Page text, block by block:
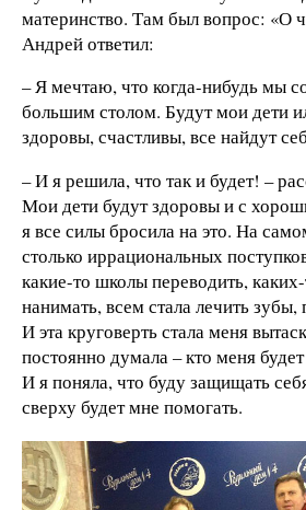
материнство. Там был вопрос: «О
Андрей ответил:
– Я мечтаю, что когда-нибудь мы
большим столом. Будут мои дети
здоровы, счастливы, все найдут
– И я решила, что так и будет! –
Мои дети будут здоровы и с
я все силы бросила на это. На
столько иррациональных
какие-то школы переводить,
нанимать, всем стала лечить зубы,
И эта круговерть стала меня
постоянно думала – кто меня
И я поняла, что буду защищать
сверху будет мне помогать.